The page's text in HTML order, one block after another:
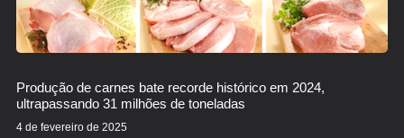
Produção de carnes bate recorde histórico em 2024,
ultrapassando 31 milhões de toneladas
4 de fevereiro de 2025